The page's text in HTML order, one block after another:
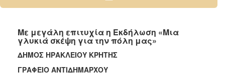
2024
2022
2021
2020
Με μεγάλη επιτυχία η Εκδήλωση «Μια
γλυκιά σκέψη για την πόλη μας»
ΔΗΜΟΣ ΗΡΑΚΛΕΙΟΥ ΚΡΗΤΗΣ
ΓΡΑΦΕΙΟ ΑΝΤΙΔΗΜΑΡΧΟΥ